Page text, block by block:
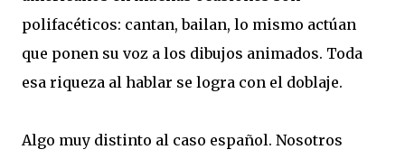
polifacéticos: cantan, bailan, lo mismo actúan
que ponen su voz a los dibujos animados. Toda
esa riqueza al hablar se logra con el doblaje.
Algo muy distinto al caso español. Nosotros